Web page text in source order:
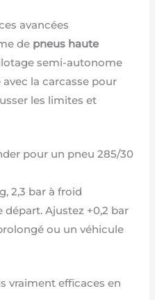
avancées
de pneus haute
semi-autonome
la carcasse pour
les limites et
pour un pneu 285/30
2,3 bar à froid
Ajustez +0,2 bar
ou un véhicule
vraiment efficaces en